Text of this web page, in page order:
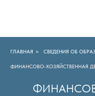
ГЛАВНАЯ » СВЕДЕНИЯ ОБ
ФИНАНСОВО-ХОЗЯЙСТВЕННАЯ